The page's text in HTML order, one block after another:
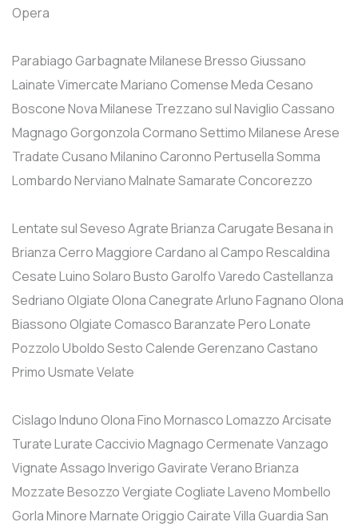
Opera
Parabiago Garbagnate MilaneseBresso Giussano
LainateVimercateMariano ComenseMeda Cesano
BosconeNova Milanese Trezzano sul Naviglio Cassano
Magnago Gorgonzola CormanoSettimo MilaneseArese
Tradate Cusano Milanino Caronno PertusellaSomma
LombardoNervianoMalnateSamarate Concorezzo
Lentate sul SevesoAgrate Brianza CarugateBesana in
Brianza Cerro Maggiore Cardano al CampoRescaldina
CesateLuinoSolaroBusto GarolfoVaredo Castellanza
Sedriano Olgiate Olona CanegrateArlunoFagnano Olona
Biassono Olgiate ComascoBaranzatePeroLonate
PozzoloUboldoSesto Calende Gerenzano Castano
PrimoUsmate Velate
CislagoInduno OlonaFino MornascoLomazzoArcisate
TurateLurate CaccivioMagnago CermenateVanzago
VignateAssagoInverigo GavirateVerano Brianza
MozzateBesozzoVergiate CogliateLaveno Mombello
Gorla MinoreMarnate Origgio CairateVilla GuardiaSan